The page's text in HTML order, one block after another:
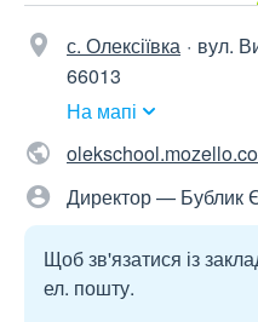
с. Олексіївка
вул.
66013
На мапі
Директор — Бублик
Щоб зв'язатися із
ел. пошту.